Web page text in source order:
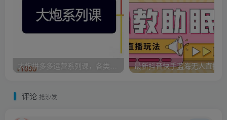
大炮拼多多运营系列课，各类​玩法合集，拼多多运营玩法实操
评论 抢沙发